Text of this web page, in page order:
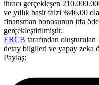
ihracı gerçekleşen
ve yıllık basit faizi %46,00
finansman bonosunun itfa
gerçekleştirilmiştir.
ERCB tarafından
detay bilgileri ve yapay zeka
Paylaş: